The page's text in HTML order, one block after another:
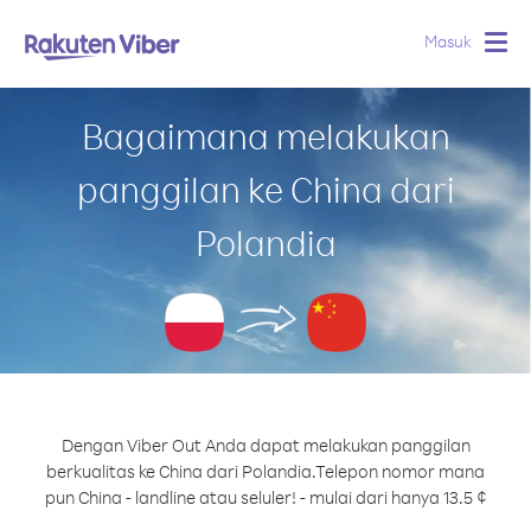
Masuk
Bagaimana melakukan
panggilan ke China dari
Polandia
Dengan Viber Out Anda dapat melakukan panggilan
berkualitas ke China dari Polandia.Telepon nomor mana
pun China - landline atau seluler! - mulai dari hanya 13.5 ¢